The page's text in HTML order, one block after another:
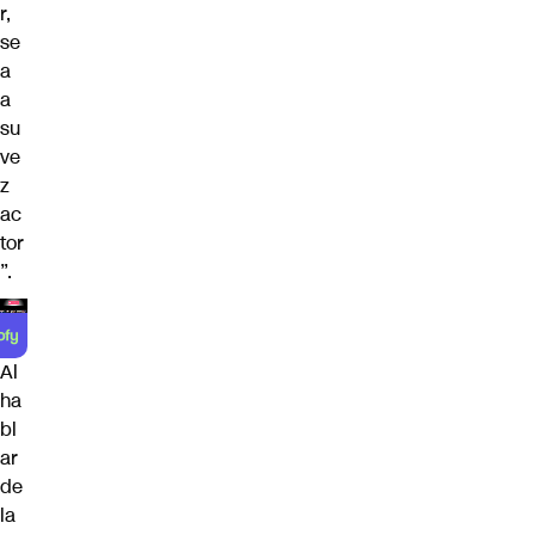
r,
se
a
a
su
ve
z
ac
tor
”.
Al
ha
bl
ar
de
la